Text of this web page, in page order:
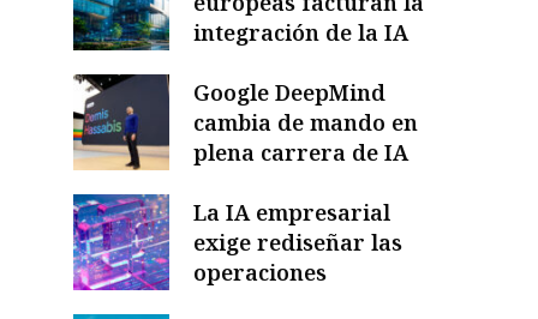
integración de la IA
Google DeepMind
cambia de mando en
plena carrera de IA
La IA empresarial
exige rediseñar las
operaciones